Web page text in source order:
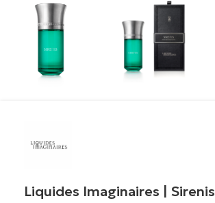
Liquides Imaginaires | Sirenis